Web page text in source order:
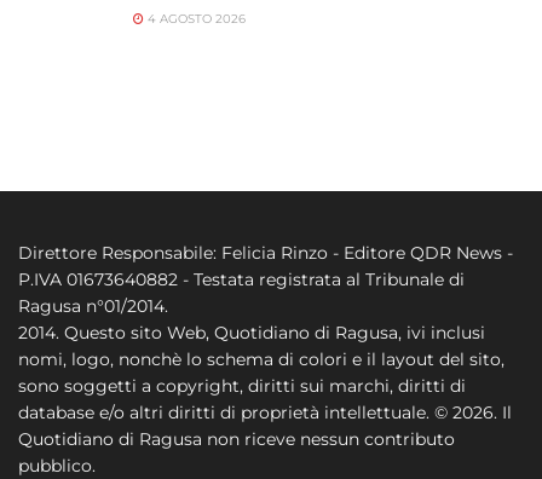
4 AGOSTO 2026
Direttore Responsabile: Felicia Rinzo - Editore QDR News -
P.IVA 01673640882 - Testata registrata al Tribunale di
Ragusa n°01/2014.
2014. Questo sito Web, Quotidiano di Ragusa, ivi inclusi
nomi, logo, nonchè lo schema di colori e il layout del sito,
sono soggetti a copyright, diritti sui marchi, diritti di
database e/o altri diritti di proprietà intellettuale. © 2026. Il
Quotidiano di Ragusa non riceve nessun contributo
pubblico.